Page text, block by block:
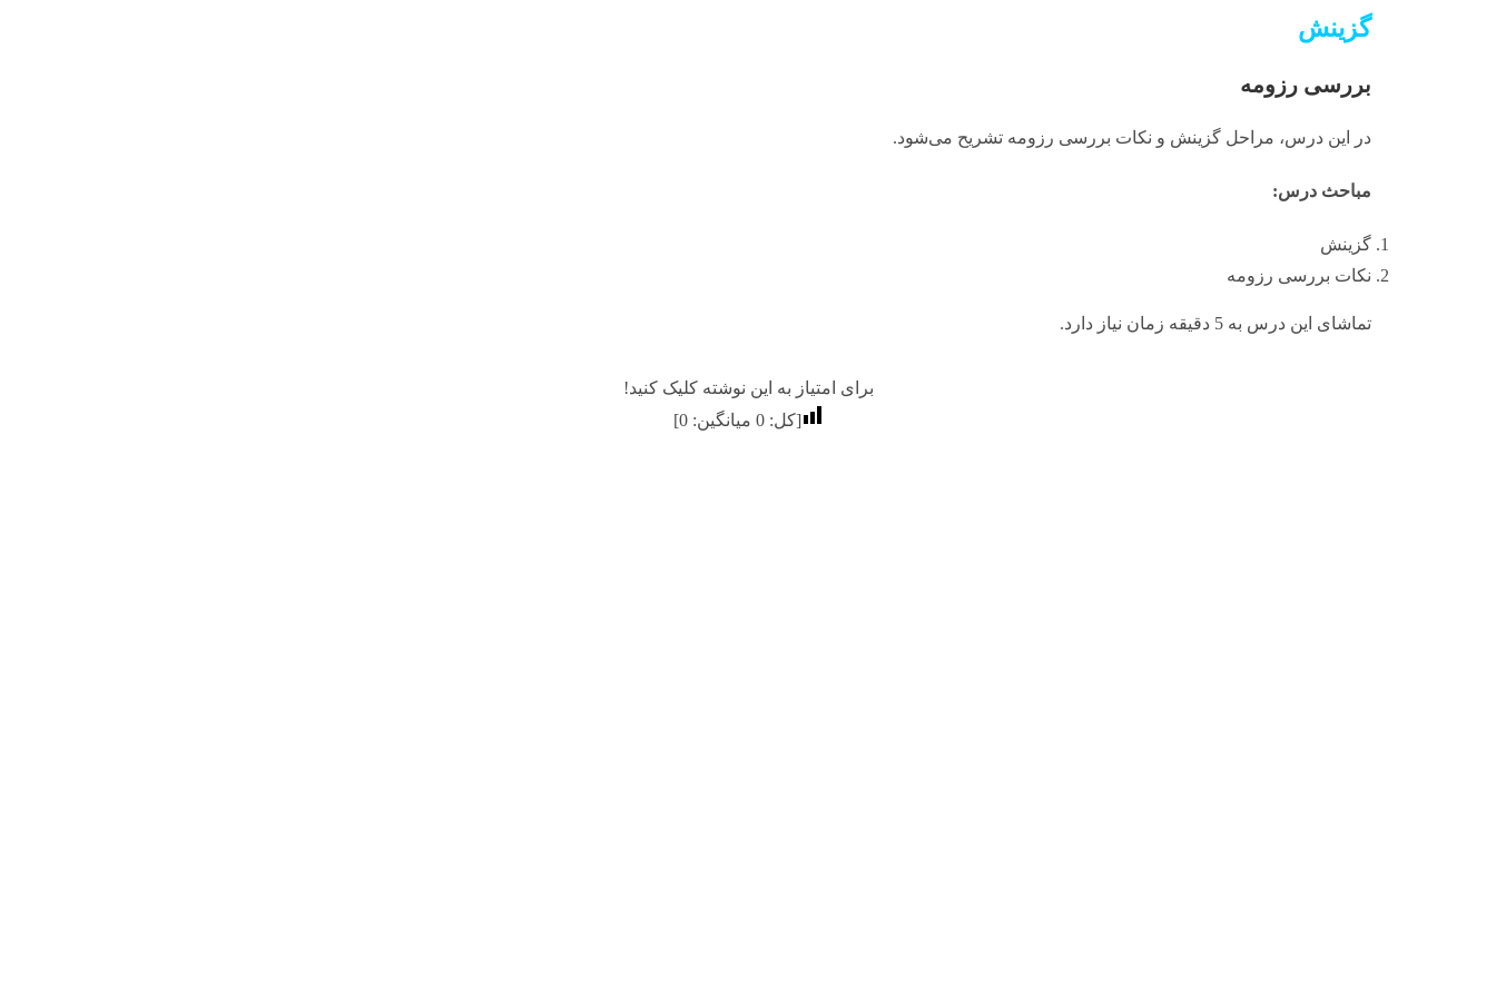
گزینش
بررسی رزومه
در این درس، مراحل گزینش و نکات بررسی رزومه تشریح می‌شود.
مباحث درس:
گزینش
نکات بررسی رزومه
تماشای این درس به 5 دقیقه زمان نیاز دارد.
برای امتیاز به این نوشته کلیک کنید!
[کل:0 میانگین:0
]